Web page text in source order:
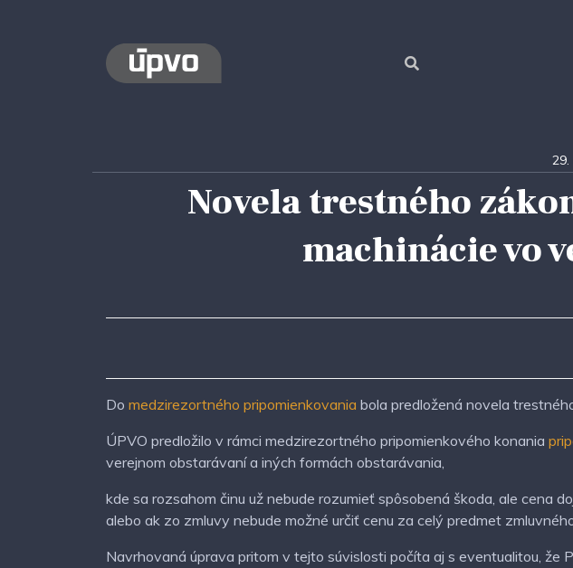
Novela trestného
machinácie vo
Do medzirezortného pripomienkovania bola predložená novela
ÚPVO predložilo v rámci medzirezortného pripomienkového konania
verejnom obstarávaní a iných formách obstarávania,
kde sa rozsahom činu už nebude rozumieť spôsobená škoda, ale cena
alebo ak zo zmluvy nebude možné určiť cenu za celý predmet
Navrhovaná úprava pritom v tejto súvislosti počíta aj s eventualitou,